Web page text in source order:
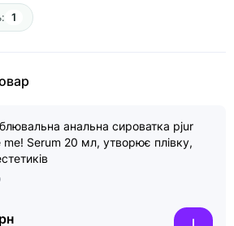
1
анальна сироватка pjur
me! Serum 20 мл, утворює плівку,